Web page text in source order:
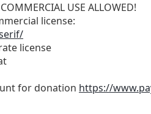
USE ALLOWED!
license:
license
for donation https://